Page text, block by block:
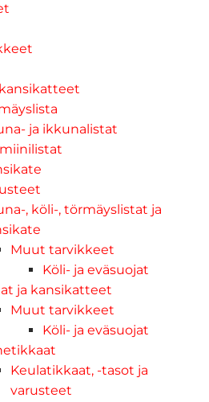
ja ikkunalistat
, köli-, törmäyslistat ja
Muut tarvikkeet
Köli- ja eväsuojat
ja kansikatteet
Muut tarvikkeet
Köli- ja eväsuojat
Keulatikkaat, -tasot ja
varusteet